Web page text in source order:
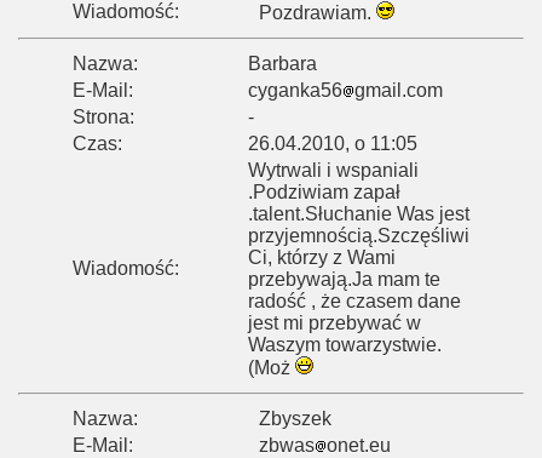
Wiadomość:
Pozdrawiam.
Nazwa:
Barbara
E-Mail:
cyganka56 gmail.com
Strona:
-
Czas:
26.04.2010, o 11:05
Wiadomość:
Wytrwali i wspaniali
.Podziwiam zapał
.talent.Słuchanie Was jest
przyjemnością.Szczęśliwi
Ci, którzy z Wami
przebywają.Ja mam te
radość , że czasem dane
jest mi przebywać w
Waszym towarzystwie.
(Moż
Nazwa:
Zbyszek
E-Mail:
zbwas onet.eu